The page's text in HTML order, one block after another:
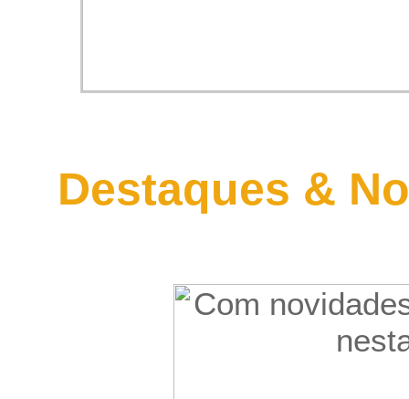
Destaques &